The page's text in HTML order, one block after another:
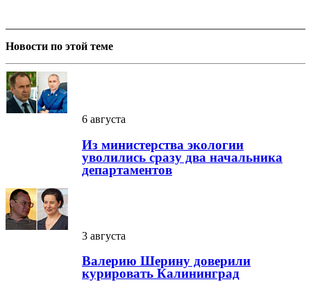
Новости по этой теме
6 августа
Из министерства экологии
уволились сразу два начальника
департаментов
3 августа
Валерию Шерину доверили
курировать Калининград